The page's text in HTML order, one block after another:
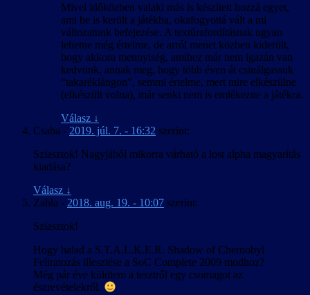
Mivel időközben valaki más is készített hozzá egyet,
ami be is került a játékba, okafogyottá vált a mi
változatunk befejezése. A textúrafordításnak ugyan
lehetne még értelme, de arról menet közben kiderült,
hogy akkora mennyiség, amihez már nem igazán van
kedvünk, annak meg, hogy több éven át csinálgassuk
“takaréklángon”, semmi értelme, mert mire elkészülne
(elkészült volna), már senki nem is emlékezne a játékra.
Válasz ↓
Csaba - 2019. júl. 7. - 16:32 szerint:
Sziasztok! Nagyjából mikorra várható a lost alpha magyarítás
kiadása?
Válasz ↓
Zabla - 2018. aug. 19. - 10:07 szerint:
Sziasztok!
Hogy halad a S.T.A.L.K.E.R. Shadow of Chernobyl
Feliratozás illesztése a SoC Complete 2009 modhoz?
Még pár éve küldtem a tesztről egy csomagot az
észrevételekről.